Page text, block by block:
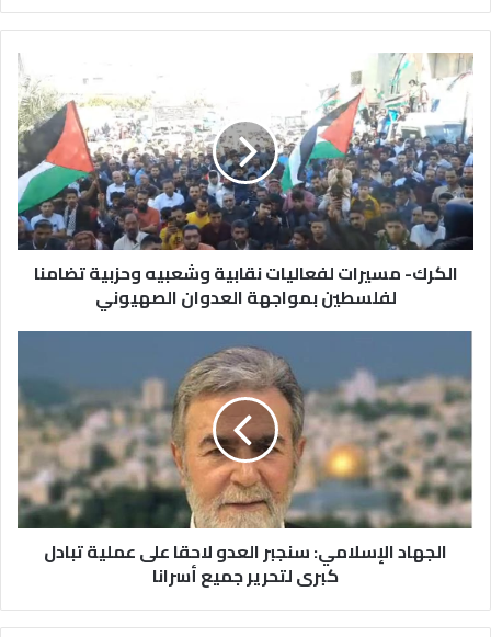
الكرك-
مسيرات
لفعاليات
نقابية
وشعبيه
وحزبية
تضامنا
لفلسطين
بمواجهة
العدوان
الصهيوني
الكرك- مسيرات لفعاليات نقابية وشعبيه وحزبية تضامنا
لفلسطين بمواجهة العدوان الصهيوني
سنجبر
العدو
لاحقا
على
عملية
تبادل
كبرى
لتحريرالجهاد الإسلامي: سنجبر العدو لاحقا على عملية تبادل
كبرى لتحرير جميع أسرانا